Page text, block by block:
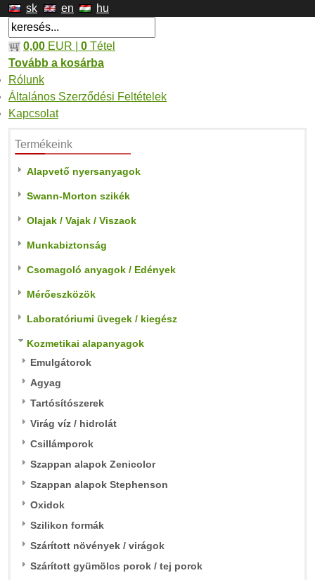
sk en hu
0,00 EUR | 0 Tétel
Tovább a kosárba
Rólunk
Általános Szerződési Feltételek
Kapcsolat
Termékeink
Alapvető nyersanyagok
Swann-Morton szikék
Olajak / Vajak / Viszaok
Munkabiztonság
Csomagoló anyagok / Edények
Mérőeszközök
Laboratóriumi üvegek / kiegész
Kozmetikai alapanyagok
Emulgátorok
Agyag
Tartósítószerek
Virág víz / hidrolát
Csillámporok
Szappan alapok Zenicolor
Szappan alapok Stephenson
Oxidok
Szilikon formák
Szárított növények / virágok
Szárított gyümölcs porok / tej porok